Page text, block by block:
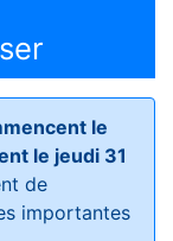
le
le jeudi 31
de
importantes